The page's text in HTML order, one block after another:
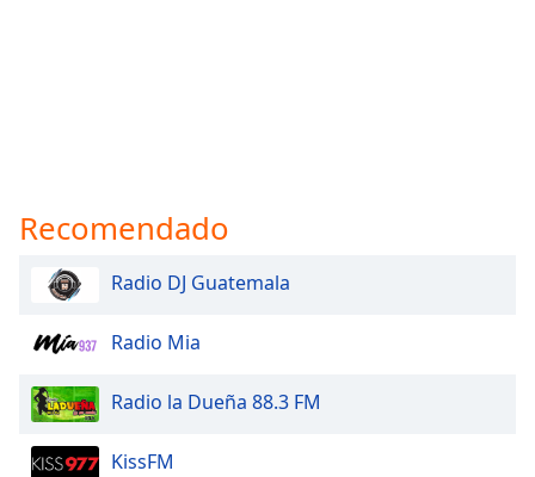
Recomendado
Radio DJ Guatemala
Radio Mia
Radio la Dueña 88.3 FM
KissFM